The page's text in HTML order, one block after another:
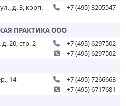
д. 3, корп.
+7 (495) 3205547
ПРАКТИКА ООО
20, стр. 2
+7 (495) 6297502
+7 (495) 6297502
14
+7 (495) 7266663
+7 (495) 6717681